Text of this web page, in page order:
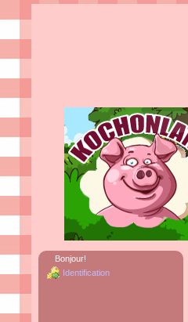
Bonjour!
Identification